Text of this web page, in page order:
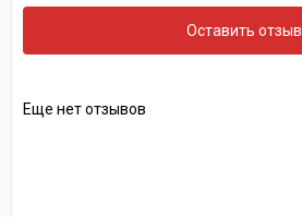
Оставить отзыв
Еще нет отзывов